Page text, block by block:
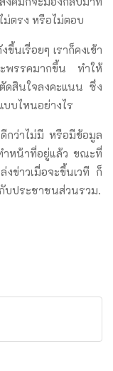
ม่ตรง หรือไม่ตอบ
นเรื่อยๆ เราก็คงเข้า
ะพรรคมากขึ้น ทำให้
ดสินใจลงคะแนน ซึ่ง
บบไหนอย่างไร
กว่าไม่มี หรือมีข้อมูล
ำหน้าที่อยู่แล้ว ขณะที่
ข่าวเมื่อจะขึ้นเวที ก็
บประชาชนส่วนรวม.